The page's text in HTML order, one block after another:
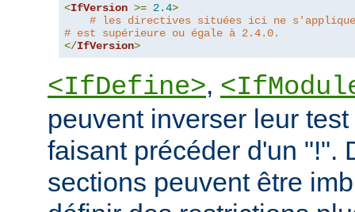
<IfVersion >= 2.4>
# les directives situées ici ne
# est supérieure ou égale à 2.4.0.
</IfVersion>
<IfDefine>,
peuvent inverser leur
faisant précéder d'un "!".
sections peuvent être